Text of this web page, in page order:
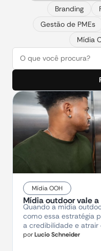
Branding
Gestão de PMEs
Mídia
Mídia OOH
Mídia outdoor vale
Quando a mídia
como essa estratégia
a credibilidade e atrair
porLucio Schneider